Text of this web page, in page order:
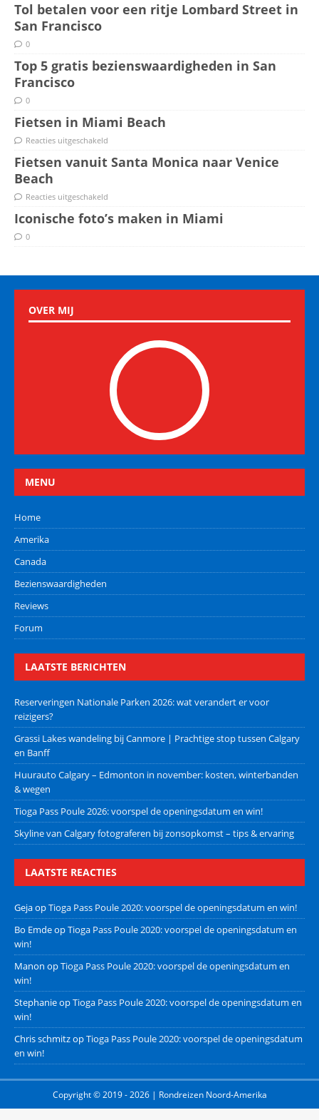
Tol betalen voor een ritje Lombard Street in
San Francisco
0
Top 5 gratis bezienswaardigheden in San
Francisco
0
Fietsen in Miami Beach
Reacties uitgeschakeld
Fietsen vanuit Santa Monica naar Venice
Beach
Reacties uitgeschakeld
Iconische foto’s maken in Miami
0
OVER MIJ
MENU
Home
Amerika
Canada
Bezienswaardigheden
Reviews
Forum
LAATSTE BERICHTEN
Reserveringen Nationale Parken 2026: wat verandert er voor
reizigers?
Grassi Lakes wandeling bij Canmore | Prachtige stop tussen Calgary
en Banff
Huurauto Calgary – Edmonton in november: kosten, winterbanden
& wegen
Tioga Pass Poule 2026: voorspel de openingsdatum en win!
Skyline van Calgary fotograferen bij zonsopkomst – tips & ervaring
LAATSTE REACTIES
GejaopTioga Pass Poule 2020: voorspel de openingsdatum en win!
Bo EmdeopTioga Pass Poule 2020: voorspel de openingsdatum en
win!
Manon opTioga Pass Poule 2020: voorspel de openingsdatum en
win!
StephanieopTioga Pass Poule 2020: voorspel de openingsdatum en
win!
Chris schmitzopTioga Pass Poule 2020: voorspel de openingsdatum
en win!
Copyright © 2019 - 2026 | Rondreizen Noord-Amerika